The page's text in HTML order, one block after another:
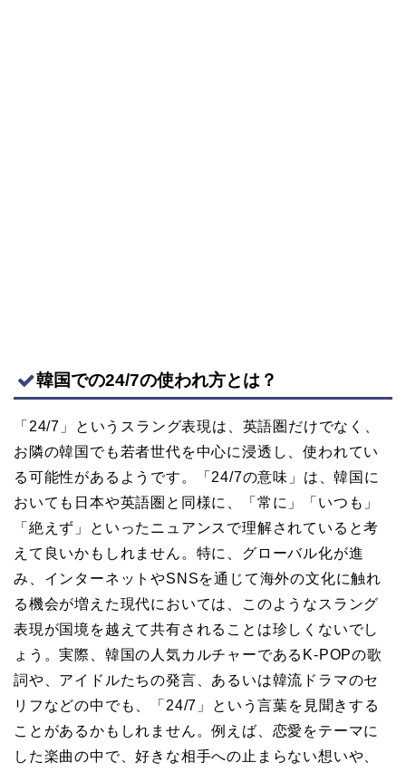
韓国での24/7の使われ方とは？
「24/7」というスラング表現は、英語圏だけでなく、
お隣の韓国でも若者世代を中心に浸透し、使われてい
る可能性があるようです。「24/7の意味」は、韓国に
おいても日本や英語圏と同様に、「常に」「いつも」
「絶えず」といったニュアンスで理解されていると考
えて良いかもしれません。特に、グローバル化が進
み、インターネットやSNSを通じて海外の文化に触れ
る機会が増えた現代においては、このようなスラング
表現が国境を越えて共有されることは珍しくないでし
ょう。実際、韓国の人気カルチャーであるK-POPの歌
詞や、アイドルたちの発言、あるいは韓流ドラマのセ
リフなどの中でも、「24/7」という言葉を見聞きする
ことがあるかもしれません。例えば、恋愛をテーマに
した楽曲の中で、好きな相手への止まらない想いや、